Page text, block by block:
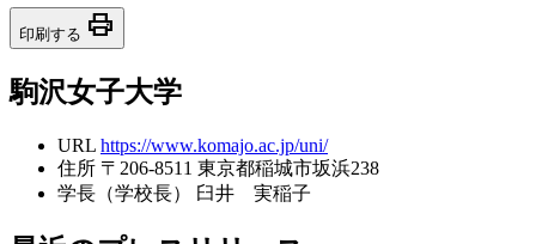
印刷する print
駒沢女子大学
URL https://www.komajo.ac.jp/uni/
住所 〒206-8511 東京都稲城市坂浜238
学長（学校長）
臼井 実稲子